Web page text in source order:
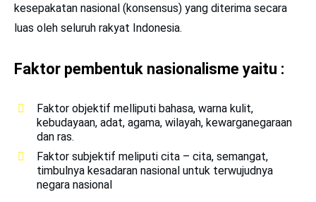
kesepakatan nasional (konsensus) yang diterima secara
luas oleh seluruh rakyat Indonesia.
Faktor pembentuk nasionalisme yaitu :
Faktor objektif melliputi bahasa, warna kulit,
kebudayaan, adat, agama, wilayah, kewarganegaraan
dan ras.
Faktor subjektif meliputi cita – cita, semangat,
timbulnya kesadaran nasional untuk terwujudnya
negara nasional